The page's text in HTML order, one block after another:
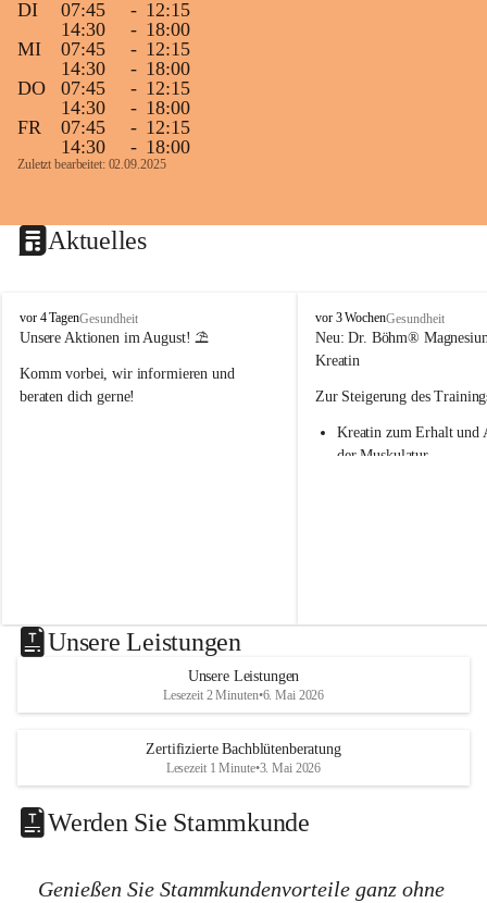
DI
07:45 - 12:15
14:30
- 18:00
MI
07:45 - 12:15
14:30
- 18:00
DO
07:45 - 12:15
14:30
- 18:00
FR
07:45 - 12:15
14:30
- 18:00
Zuletzt bearbeitet: 02.09.2025
Aktuelles
M
a
i
e
n
a
G
vor 4 TagenGesundheit
Unsere Aktionen im August! ⛱️
Komm vorbei, wir informieren und
beraten dich gerne!
M
a
r
e
n
K
G
vor 3 WochenGesundheit
Neu: Dr. Böhm®
Kreatin
Zur Steigerung des
Kreatin zum Erhalt und
der Muskulatur
31.7.2026
Unsere Leistungen
Unsere Leistungen
Lesezeit 2 Minuten•6. Mai 2026
Zertifizierte Bachblütenberatung
Lesezeit 1 Minute•3. Mai 2026
Werden Sie Stammkunde
Genießen Sie Stammkundenvorteile ganz ohne